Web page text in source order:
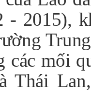
- 2015),
các mối
Thái